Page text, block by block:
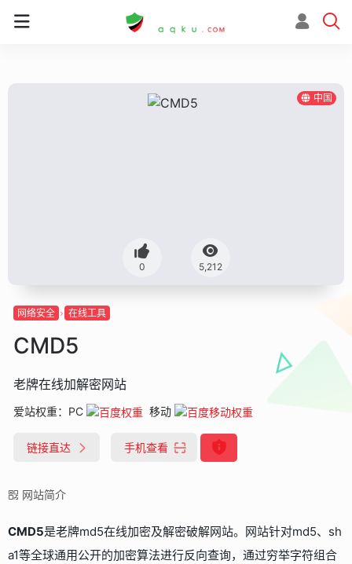
中国
0 5,212
网络安全 在线工具
CMD5
老牌在线加解密网站
爱站权重： PC 移动
链接直达 手机查看
网站简介
CMD5是老牌md5在线加密及解密破解网站。网站针对md5、sh
a1等全球通用公开的加密算法进行反向查询，通过穷举字符组合